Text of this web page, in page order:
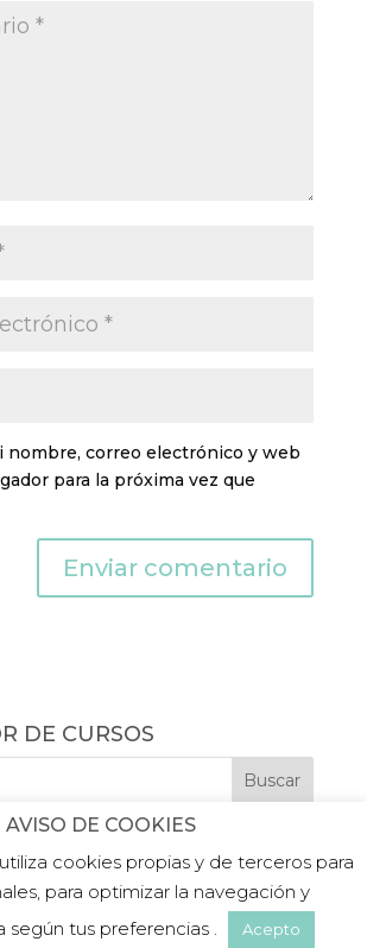
nombre, correo electrónico y web
para la próxima vez que
DE CURSOS
AVISO DE COOKIES
cookies propias y de terceros para
para optimizar la navegación y
según tus preferencias .
Acepto